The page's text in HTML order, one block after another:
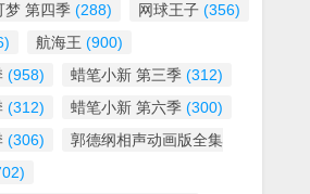
梦 第四季 (288) 网球王子 (356)
航海王 (900)
(958) 蜡笔小新 第三季 (312)
(312) 蜡笔小新 第六季 (300)
(306)
郭德纲相声动画版全集